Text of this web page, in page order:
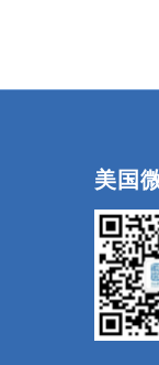
美国